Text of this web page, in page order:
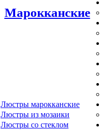
Марокканские
Люстры марокканские
Люстры из мозаики
Люстры со стеклом